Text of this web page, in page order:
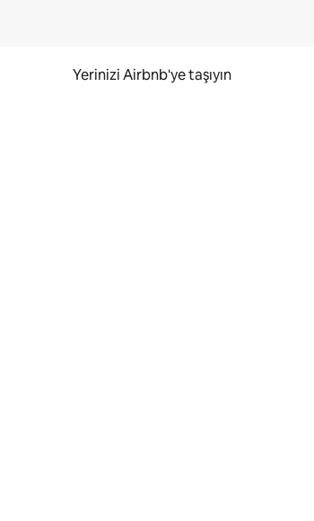
Yerinizi Airbnb'ye taşıyın